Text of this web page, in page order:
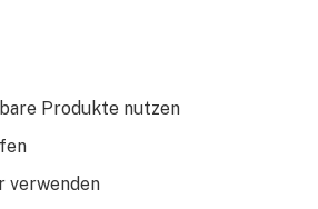
Produkte nutzen
verwenden